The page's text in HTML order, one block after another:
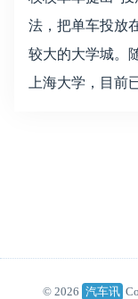
法，把单车投放
较大的大学城。
上海大学，目前
© 2026 汽车讯